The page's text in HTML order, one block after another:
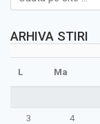
ARHIVA STIRI
L Ma
3
4